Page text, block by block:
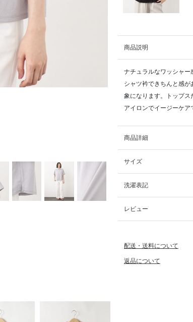
商品説明
ナチュラルなワッシャー
シャツ衿できちんと感
象になります。トップス
アイロンでイージーケア
商品詳細
サイズ
洗濯表記
レビュー
配送・送料について
返品について